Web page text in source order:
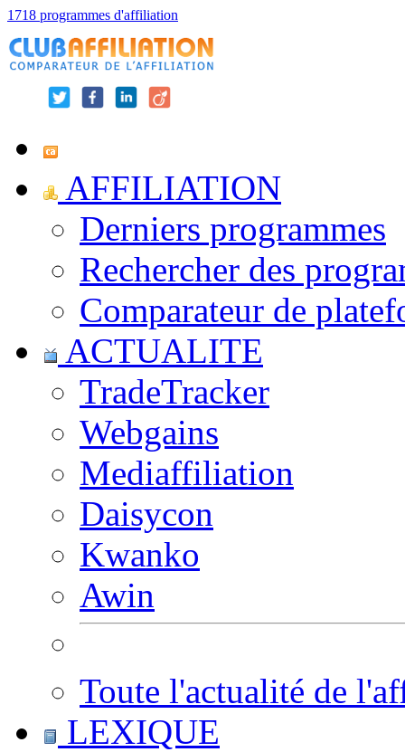
1718 programmes d'affiliation
AFFILIATION
Derniers programmes
Rechercher des
Comparateur de
ACTUALITE
TradeTracker
Webgains
Mediaffiliation
Daisycon
Kwanko
Awin
Toute l'actualité de
LEXIQUE